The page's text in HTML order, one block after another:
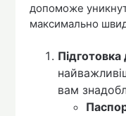
допоможе
максимально
Підготовка
вам